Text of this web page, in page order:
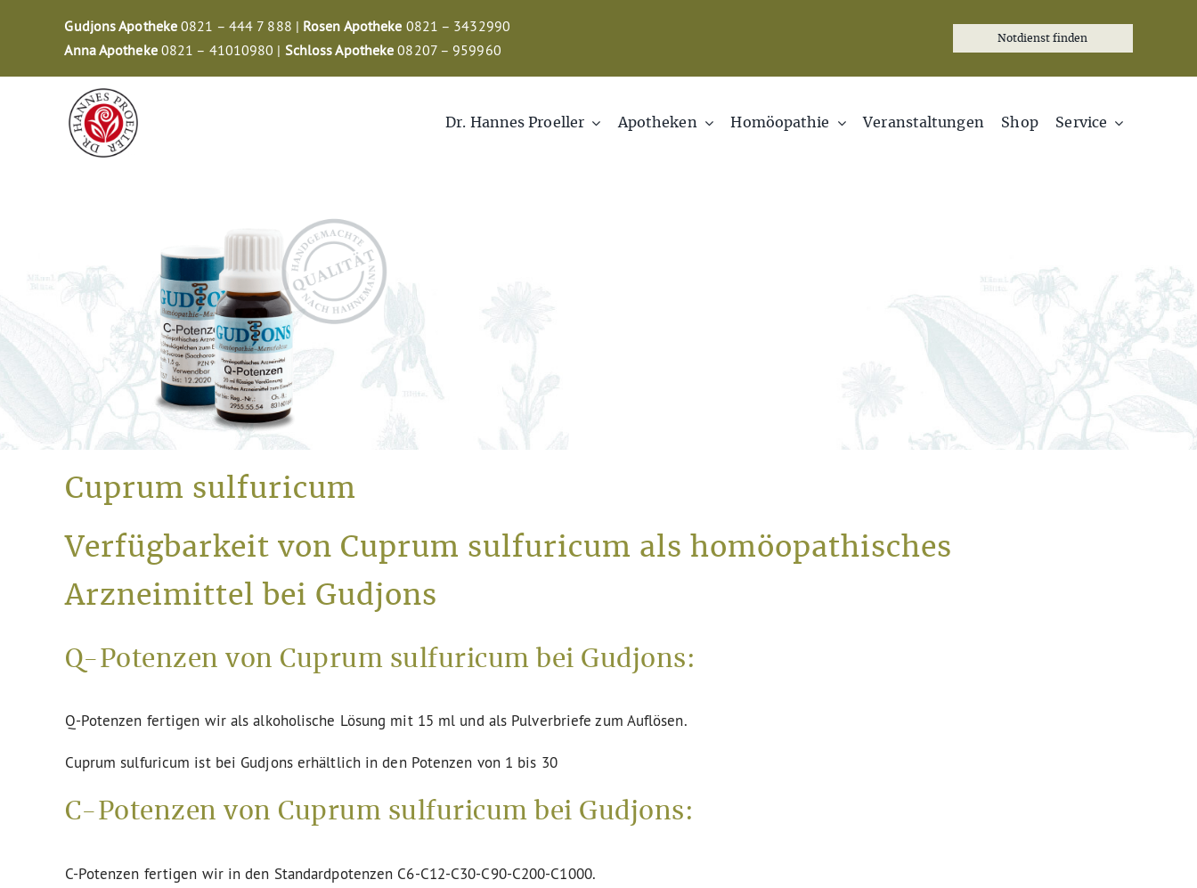
Gudjons Apotheke 0821 – 444 7 888 | Rosen Apotheke 0821 – 3432990
Anna Apotheke0821 – 41010980 | Schloss Apotheke 08207 – 959960
Notdienst finden
Dr. Hannes Proeller Apotheken Homöopathie Veranstaltungen Shop Service
Cuprum sulfuricum
Verfügbarkeit von Cuprum sulfuricum als homöopathisches
Arzneimittel bei Gudjons
Q-Potenzen von Cuprum sulfuricum bei Gudjons:
Q-Potenzen fertigen wir als alkoholische Lösung mit 15 ml und als Pulverbriefe zum Auflösen.
Cuprum sulfuricum ist bei Gudjons erhältlich in den Potenzen von 1 bis 30
C-Potenzen von Cuprum sulfuricum bei Gudjons:
C-Potenzen fertigen wir in den Standardpotenzen C6-C12-C30-C90-C200-C1000.